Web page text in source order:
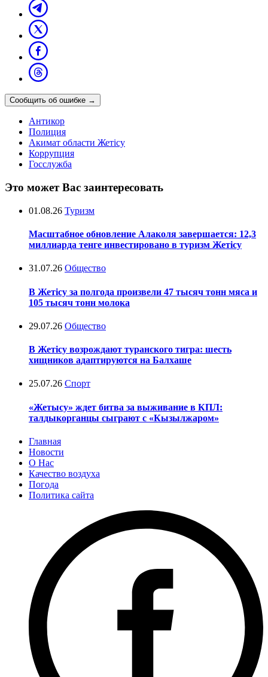
Сообщить об ошибке →
Антикор
Полиция
Акимат области Жетісу
Коррупция
Госслужба
Это может Вас заинтересовать
01.08.26 Туризм
Масштабное обновление Алаколя завершается: 12,3
миллиарда тенге инвестировано в туризм Жетісу
31.07.26 Общество
В Жетісу за полгода произвели 47 тысяч тонн мяса и
105 тысяч тонн молока
29.07.26 Общество
В Жетісу возрождают туранского тигра: шесть
хищников адаптируются на Балхаше
25.07.26 Спорт
«Жетысу» ждет битва за выживание в КПЛ:
талдыкорганцы сыграют с «Кызылжаром»
Главная
Новости
О Нас
Качество воздуха
Погода
Политика сайта